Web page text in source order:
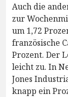
Auch die
zur
um 1,72
französische
Prozent. Der
leicht zu. In
Jones
knapp ein